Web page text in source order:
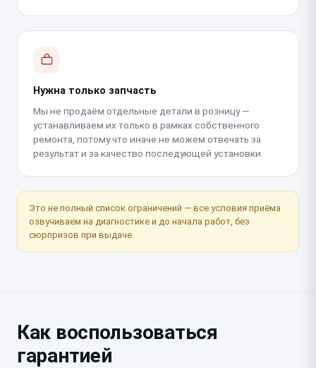
Нужна только запчасть
Мы не продаём отдельные детали в розницу —
устанавливаем их только в рамках собственного
ремонта, потому что иначе не можем отвечать за
результат и за качество последующей установки.
Это не полный список ограничений — все условия приёма
озвучиваем на диагностике и до начала работ, без
сюрпризов при выдаче.
Как воспользоваться
гарантией